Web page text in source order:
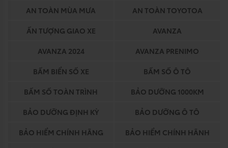
AN TOÀN MÙA MƯA
AN TOÀN TOYOTOA
ẤN TƯỢNG GIAO XE
AVANZA
AVANZA 2024
AVANZA PRENIMO
BẤM BIỂN SỐ XE
BẤM SỐ Ô TÔ
BẤM SỐ TOÀN TRÌNH
BẢO DƯỠNG 1000KM
BẢO DƯỠNG ĐỊNH KỲ
BẢO DƯỠNG Ô TÔ
BẢO HIỂM CHÍNH HÃNG
BẢO HIỂM CHÍNH HÃNH